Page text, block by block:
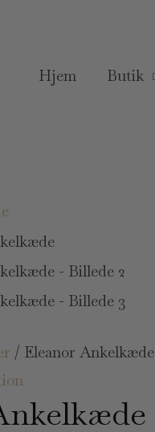
Hjem Butik
/ Eleanor Ankelkæde